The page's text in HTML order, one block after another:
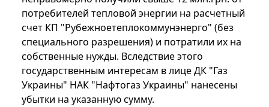
потребителей тепловой энергии на расчетный
счет КП "Рубежноетеплокоммунэнерго" (без
специального разрешения) и потратили их на
собственные нужды. Вследствие этого
государственным интересам в лице ДК "Газ
Украины" НАК "Нафтогаз Украины" нанесены
убытки на указанную сумму.